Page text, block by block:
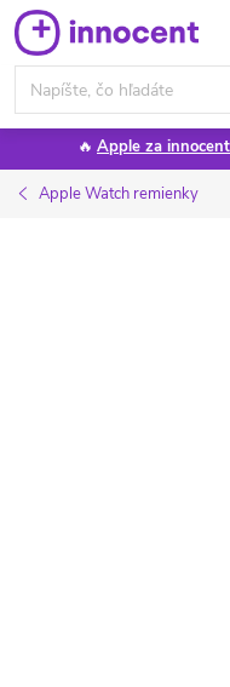
Prejsť
na
obsah
🔥 Apple za
Apple Watch remienky